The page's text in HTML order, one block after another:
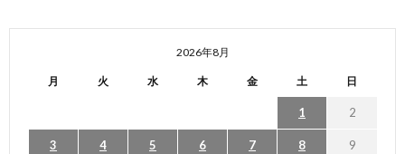
2026年8月
月 火 水 木 金 土 日
1 2
3 4 5 6 7 8 9